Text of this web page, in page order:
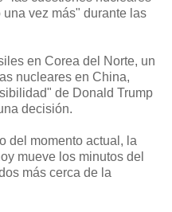
vez más" durante las
en Corea del Norte, un
nucleares en China,
de Donald Trump
decisión.
del momento actual, la
mueve los minutos del
más cerca de la